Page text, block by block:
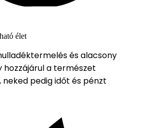
élet
és alacsony
hozzájárul a természet
neked pedig időt és pénzt